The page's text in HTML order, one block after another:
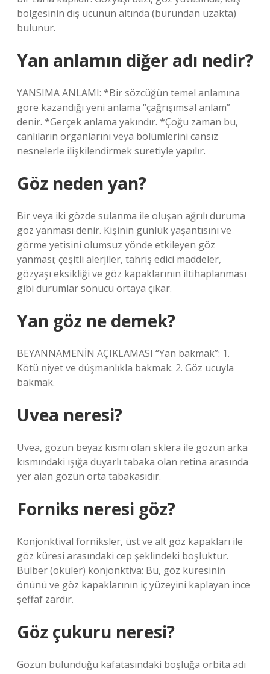
bölgesinin dış ucunun altında (burundan uzakta)
bulunur.
Yan anlamın diğer adı nedir?
YANSIMA ANLAMI: *Bir sözcüğün temel anlamına
göre kazandığı yeni anlama “çağrışımsal anlam”
denir. *Gerçek anlama yakındır. *Çoğu zaman bu,
canlıların organlarını veya bölümlerini cansız
nesnelerle ilişkilendirmek suretiyle yapılır.
Göz neden yan?
Bir veya iki gözde sulanma ile oluşan ağrılı duruma
göz yanması denir. Kişinin günlük yaşantısını ve
görme yetisini olumsuz yönde etkileyen göz
yanması; çeşitli alerjiler, tahriş edici maddeler,
gözyaşı eksikliği ve göz kapaklarının iltihaplanması
gibi durumlar sonucu ortaya çıkar.
Yan göz ne demek?
BEYANNAMENİN AÇIKLAMASI “Yan bakmak”: 1.
Kötü niyet ve düşmanlıkla bakmak. 2. Göz ucuyla
bakmak.
Uvea neresi?
Uvea, gözün beyaz kısmı olan sklera ile gözün arka
kısmındaki ışığa duyarlı tabaka olan retina arasında
yer alan gözün orta tabakasıdır.
Forniks neresi göz?
Konjonktival forniksler, üst ve alt göz kapakları ile
göz küresi arasındaki cep şeklindeki boşluktur.
Bulber (oküler) konjonktiva: Bu, göz küresinin
önünü ve göz kapaklarının iç yüzeyini kaplayan ince
şeffaf zardır.
Göz çukuru neresi?
Gözün bulunduğu kafatasındaki boşluğa orbita adı